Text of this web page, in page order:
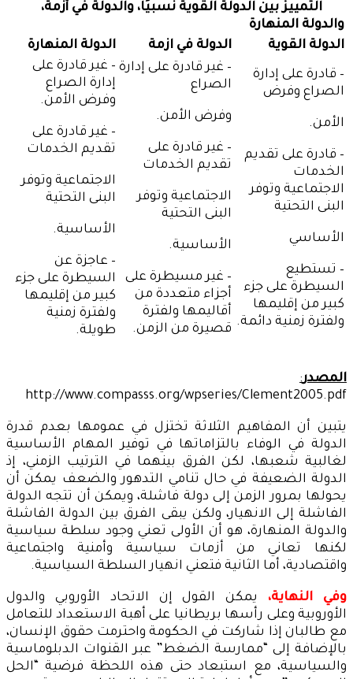
التمييز بين الدولة القوية نسبيًا، والدولة في أزمة،
والدولة المنهارة
الدولة القوية
الدولة في ازمة الدولة المنهارة
– قادرة على إدارة
الصراع وفرض
الأمن.
– قادرة على تقديم
الخدمات
الاجتماعية وتوفر
البنى التحتية
الأساسي
– تستطيع
السيطرة على جزء
كبير من إقليمها
ولفترة زمنية دائمة.
– غير قادرة على إدارة
الصراع
وفرض الأمن.
– غير قادرة على
تقديم الخدمات
الاجتماعية وتوفر
البنى التحتية
الأساسية.
– غير مسيطرة على
أجزاء متعددة من
أقاليمها ولفترة
قصيرة من الزمن.
– غير قادرة على
إدارة الصراع
وفرض الأمن.
– غير قادرة على
تقديم الخدمات
الاجتماعية وتوفر
البنى التحتية
الأساسية.
– عاجزة عن
السيطرة على جزء
كبير من إقليمها
ولفترة زمنية
طويلة.
المصدر:
http://www.compasss.org/wpseries/Clement2005.pdf
يتبين أن المفاهيم الثلاثة تختزل في عمومها بعدم قدرة
الدولة في الوفاء بالتزاماتها في توفير المهام الأساسية
لغالبية شعبها، لكن الفرق بينهما في الترتيب الزمني، إذ
الدولة الضعيفة في حال تنامي التدهور والضعف يمكن أن
يحولها بمرور الزمن إلى دولة فاشلة، ويمكن أن تتجه الدولة
الفاشلة إلى الانهيار، ولكن يبقى الفرق بين الدولة الفاشلة
والدولة المنهارة، هو أن الأولى تعني وجود سلطة سياسية
لكنها تعاني من أزمات سياسية وأمنية واجتماعية
واقتصادية، أما الثانية فتعني انهيار السلطة السياسية.
وفي النهاية،
يمكن القول إن الاتحاد الأوروبي والدول
الأوروبية وعلى رأسها بريطانيا على أهبة الاستعداد للتعامل
مع طالبان إذا شاركت في الحكومة واحترمت حقوق الإنسان،
بالإضافة إلى “ممارسة الضغط” عبر القنوات الدبلوماسية
والسياسية، مع استبعاد حتى هذه اللحظة فرضية “الحل